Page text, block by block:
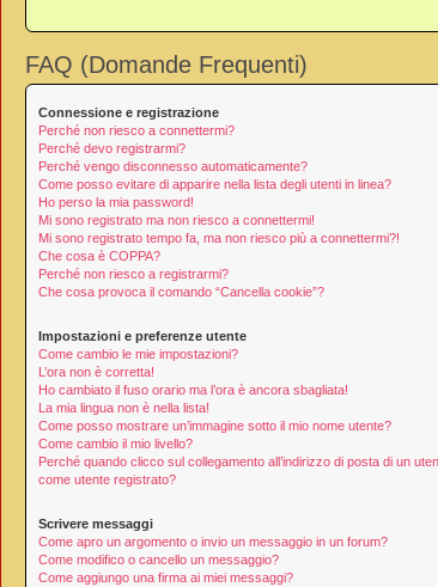
FAQ (Domande Frequenti)
Connessione e registrazione
Perché non riesco a connettermi?
Perché devo registrarmi?
Perché vengo disconnesso automaticamente?
Come posso evitare di apparire nella lista degli utenti in linea?
Ho perso la mia password!
Mi sono registrato ma non riesco a connettermi!
Mi sono registrato tempo fa, ma non riesco più a connettermi?!
Che cosa è COPPA?
Perché non riesco a registrarmi?
Che cosa provoca il comando “Cancella cookie”?
Impostazioni e preferenze utente
Come cambio le mie impostazioni?
L’ora non è corretta!
Ho cambiato il fuso orario ma l’ora è ancora sbagliata!
La mia lingua non è nella lista!
Come posso mostrare un’immagine sotto il mio nome utente?
Come cambio il mio livello?
Perché quando clicco sul collegamento all’indirizzo di posta di un
come utente registrato?
Scrivere messaggi
Come apro un argomento o invio un messaggio in un forum?
Come modifico o cancello un messaggio?
Come aggiungo una firma ai miei messaggi?